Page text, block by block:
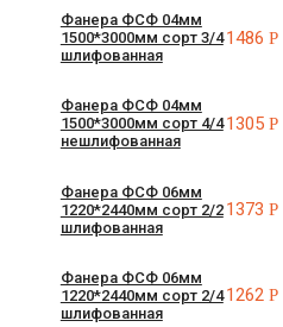
Фанера ФСФ 04мм
1500*3000мм сорт 3/4
шлифованная
1486Р
Фанера ФСФ 04мм
1500*3000мм сорт 4/4
нешлифованная
1305Р
Фанера ФСФ 06мм
1220*2440мм сорт 2/2
шлифованная
1373Р
Фанера ФСФ 06мм
1220*2440мм сорт 2/4
шлифованная
1262Р